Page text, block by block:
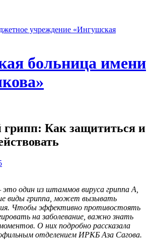
учреждение «Ингушская
больница имени
грипп: Как защититься и
это один из штаммов вируса гриппа А,
виды гриппа, может вызывать
Чтобы эффективно противостоять
на заболевание, важно знать
О них подробно рассказала
отделением ИРКБ Аза Сагова.